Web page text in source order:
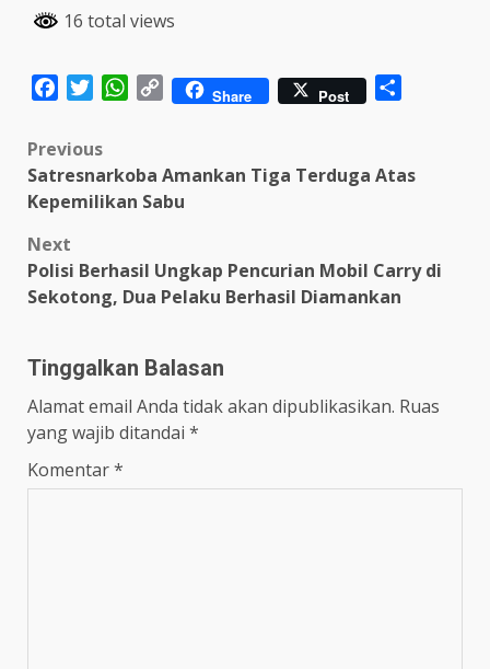
16 total views
FacebookTwitterWhatsApp
Copy Share Post
Post
navigation
Previous
Satresnarkoba Amankan Tiga Terduga Atas
Kepemilikan Sabu
Next
Polisi Berhasil Ungkap Pencurian Mobil Carry di
Sekotong, Dua Pelaku Berhasil Diamankan
Tinggalkan Balasan
Alamat email Anda tidak akan dipublikasikan. Ruas
yang wajib ditandai *
Komentar*